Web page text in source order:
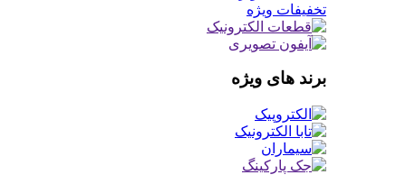
تخفیفات ویژه
برند های ویژه